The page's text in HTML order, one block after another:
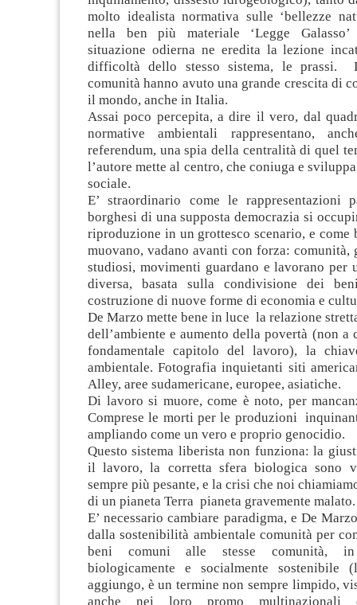
molto idealista normativa sulle ‘bellezze
nella ben più materiale ‘Legge
situazione odierna ne eredita la lezione
difficoltà dello stesso sistema, le prassi.
comunità hanno avuto una grande crescita di
il mondo, anche in Italia.
Assai poco percepita, a dire il vero, dal
normative ambientali rappresentano,
referendum, una spia della centralità di quel
l’autore mette al centro, che coniuga e
sociale.
E’ straordinario come le rappresentazioni
borghesi di una supposta democrazia si
riproduzione in un grottesco scenario, e come
muovano, vadano avanti con forza: comunità,
studiosi, movimenti guardano e lavorano per
diversa, basata sulla condivisione dei
costruzione di nuove forme di economia e
De Marzo mette bene in luce la relazione
dell’ambiente e aumento della povertà (non a
fondamentale capitolo del lavoro), la
ambientale. Fotografia inquietanti siti
Alley, aree sudamericane, europee, asiatiche.
Di lavoro si muore, come è noto, per
Comprese le morti per le produzioni
ampliando come un vero e proprio genocidio.
Questo sistema liberista non funziona: la
il lavoro, la corretta sfera biologica sono
sempre più pesante, e la crisi che noi
di un pianeta Terra pianeta gravemente malato.
E’ necessario cambiare paradigma, e De
dalla sostenibilità ambientale comunità per
beni comuni alle stesse comunità,
biologicamente e socialmente sostenibile
aggiungo, è un termine non sempre limpido,
anche nei loro promo multinazionali